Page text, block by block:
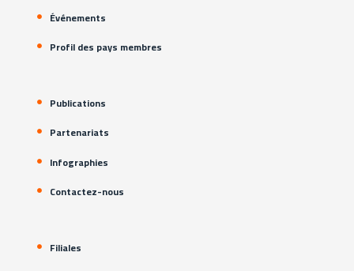
Événements
Profil des pays membres
Publications
Partenariats
Infographies
Contactez-nous
Filiales